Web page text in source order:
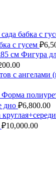
с гусем ₽
Фигура
с ангелами
Форма
дно ₽6,800.00
₽10,000.00